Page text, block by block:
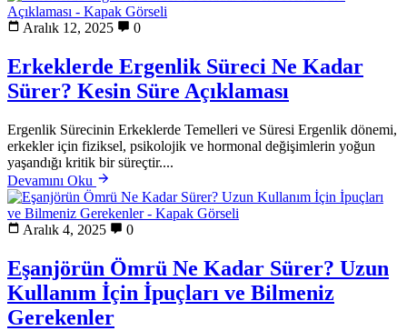
Aralık 12, 2025 0
Erkeklerde Ergenlik Süreci Ne Kadar
Sürer? Kesin Süre Açıklaması
Ergenlik Sürecinin Erkeklerde Temelleri ve Süresi Ergenlik dönemi,
erkekler için fiziksel, psikolojik ve hormonal değişimlerin yoğun
yaşandığı kritik bir süreçtir....
Devamını Oku
Aralık 4, 2025 0
Eşanjörün Ömrü Ne Kadar Sürer? Uzun
Kullanım İçin İpuçları ve Bilmeniz
Gerekenler